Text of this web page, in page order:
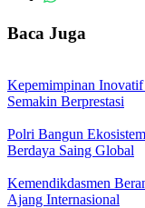
Baca Juga
Kepemimpinan
Semakin Berprestasi
Polri Bangun
Berdaya Saing Global
Kemendikdasmen
Ajang Internasional